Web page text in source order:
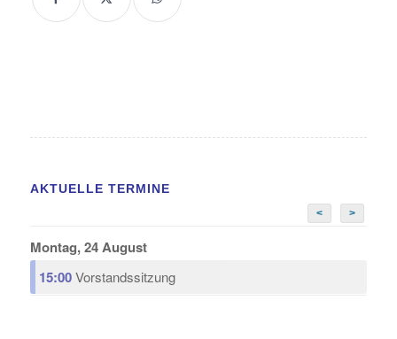
AKTUELLE TERMINE
< >
Montag, 24 August
15:00Vorstandssitzung